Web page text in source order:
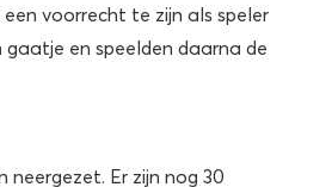
voorrecht te zijn als speler
gaatje en speelden daarna de
neergezet. Er zijn nog 30